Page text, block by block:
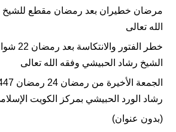
مرضان خطيران بعد رمضان مقطع للشيخ
الله تعالى
الشيخ رشاد الحبيشي وفقه الله تعالى
رشاد الورد الحبيشي بمركز الكويت
(بدون عنوان)